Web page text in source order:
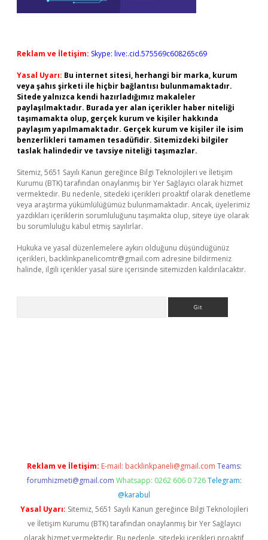
Reklam ve İletişim: Skype: live:.cid.575569c608265c69
Yasal Uyarı: Bu internet sitesi, herhangi bir marka, kurum
veya şahıs şirketi ile hiçbir bağlantısı bulunmamaktadır.
Sitede yalnızca kendi hazırladığımız makaleler
paylaşılmaktadır. Burada yer alan içerikler haber niteliği
taşımamakta olup, gerçek kurum ve kişiler hakkında
paylaşım yapılmamaktadır. Gerçek kurum ve kişiler ile isim
benzerlikleri tamamen tesadüfidir. Sitemizdeki bilgiler
taslak halindedir ve tavsiye niteliği taşımazlar.
Sitemiz, 5651 Sayılı Kanun gereğince Bilgi Teknolojileri ve İletişim
Kurumu (BTK) tarafından onaylanmış bir Yer Sağlayıcı olarak hizmet
vermektedir. Bu nedenle, sitedeki içerikleri proaktif olarak denetleme
veya araştırma yükümlülüğümüz bulunmamaktadır. Ancak, üyelerimiz
yazdıkları içeriklerin sorumluluğunu taşımakta olup, siteye üye olarak
bu sorumluluğu kabul etmiş sayılırlar.
Hukuka ve yasal düzenlemelere aykırı olduğunu düşündüğünüz
içerikleri, backlinkpanelicomtr@gmail.com adresine bildirmeniz
halinde, ilgili içerikler yasal süre içerisinde sitemizden kaldırılacaktır.
Reklam ve İletişim: E-mail: backlinkpaneli@gmail.com Teams:
forumhizmeti@gmail.com Whatsapp: 0262 606 0 726 Telegram:
@karabul
Yasal Uyarı: Sitemiz, 5651 Sayılı Kanun gereğince Bilgi Teknolojileri
ve İletişim Kurumu (BTK) tarafından onaylanmış bir Yer Sağlayıcı
olarak hizmet vermektedir. Bu nedenle, sitedeki içerikleri proaktif